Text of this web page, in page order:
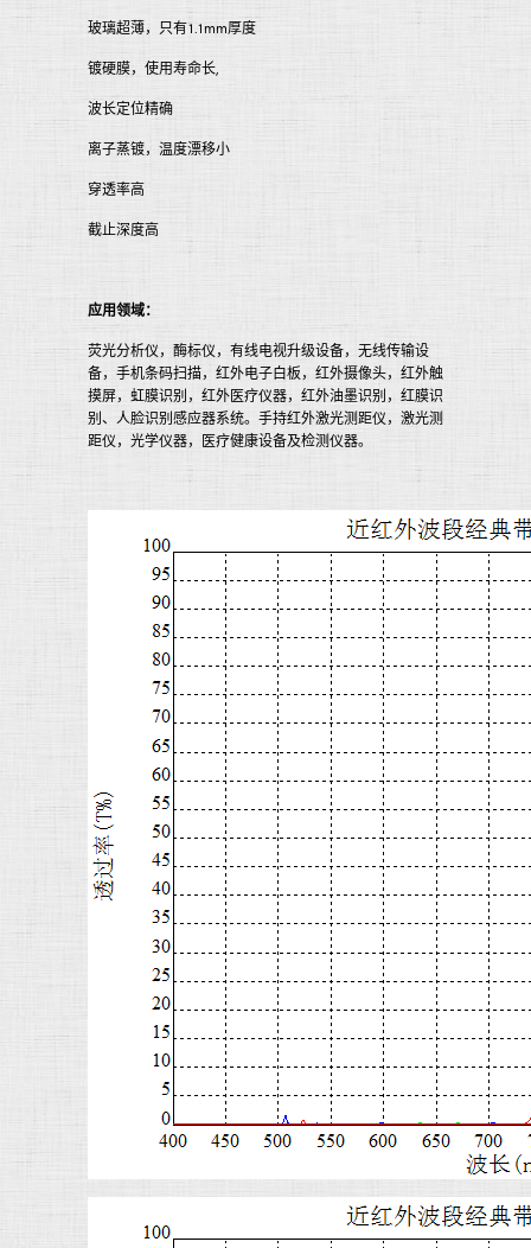
玻璃超薄，只有1.1mm厚度
镀硬膜，使用寿命长,
波长定位精确
离子蒸镀，温度漂移小
穿透率高
截止深度高
应用领域：
荧光分析仪，酶标仪，有线电视升级设备，无线传输设
备，手机条码扫描，红外电子白板，红外摄像头，红外触
摸屏，虹膜识别，红外医疗仪器，红外油墨识别，红膜识
别、人脸识别感应器系统。手持红外激光测距仪，激光测
距仪，光学仪器，医疗健康设备及检测仪器。